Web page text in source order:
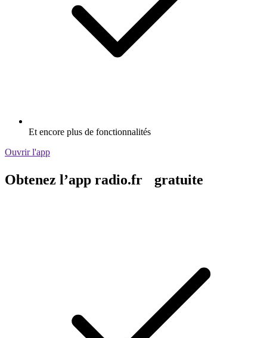
Et encore plus de fonctionnalités
Ouvrir l'app
Obtenez l’app radio.fr gratuite